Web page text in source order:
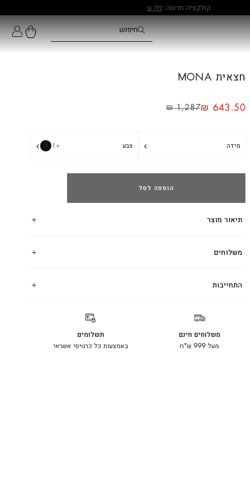
חצאית MONA
₪1,287₪ 643.50
מידה › צבע +1
›
הוספה לסל
תיאור מוצר
משלוחים
התחייבות
משלוחים חינם
מעל 999 ש"ח
תשלומים
באמצעות כל כרטיסי אשראי